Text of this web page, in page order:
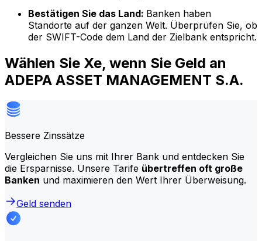
Bestätigen Sie das Land: Banken haben
Standorte auf der ganzen Welt. Überprüfen Sie, ob
der SWIFT-Code dem Land der Zielbank entspricht.
Wählen Sie Xe, wenn Sie Geld an
ADEPA ASSET MANAGEMENT S.A.
Bessere Zinssätze
Vergleichen Sie uns mit Ihrer Bank und entdecken Sie
die Ersparnisse. Unsere Tarife übertreffen oft große
Banken und maximieren den Wert Ihrer Überweisung.
Geld senden